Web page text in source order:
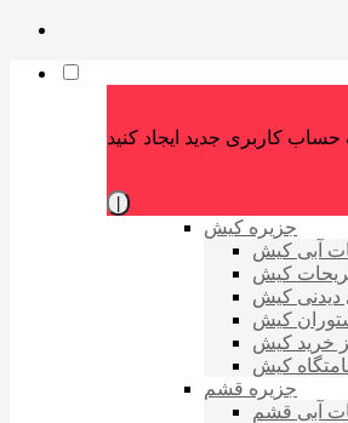
جزیره کیش
آبی کیش
کیش
دیدنی کیش
کیش
خرید کیش
کیش
جزیره قشم
آبی قشم